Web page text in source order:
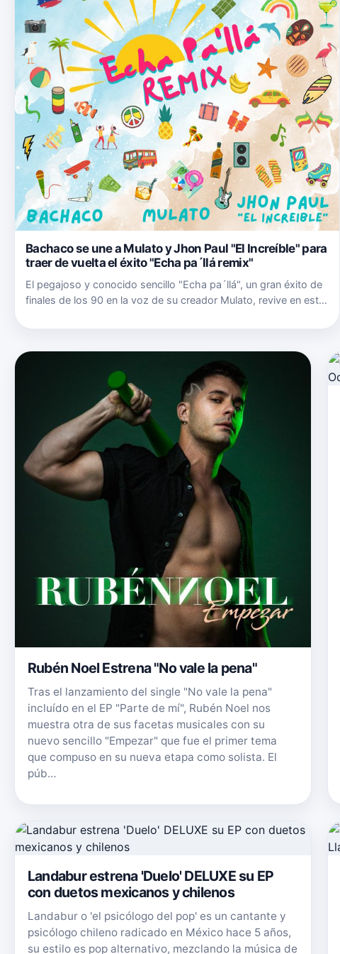
Bachaco se une a Mulato y Jhon Paul "El Increíble" para
traer de vuelta el éxito "Echa pa´llá remix"
El pegajoso y conocido sencillo "Echa pa´llá", un gran éxito de
finales de los 90 en la voz de su creador Mulato, revive en este
artista se unió al propio Mulato y al producto…
Rubén Noel Estrena "No vale la pena"
Tras el lanzamiento del single "No vale la pena"
incluído en el EP "Parte de mí", Rubén Noel nos
muestra otra de sus facetas musicales con su
nuevo sencillo "Empezar" que fue el primer tema
que compuso en su nueva etapa como solista. El
púb…
Landabur estrena 'Duelo' DELUXE su EP
con duetos mexicanos y chilenos
Landabur o 'el psicólogo del pop' es un cantante y
psicólogo chileno radicado en México hace 5 años,
su estilo es pop alternativo, mezclando la música de